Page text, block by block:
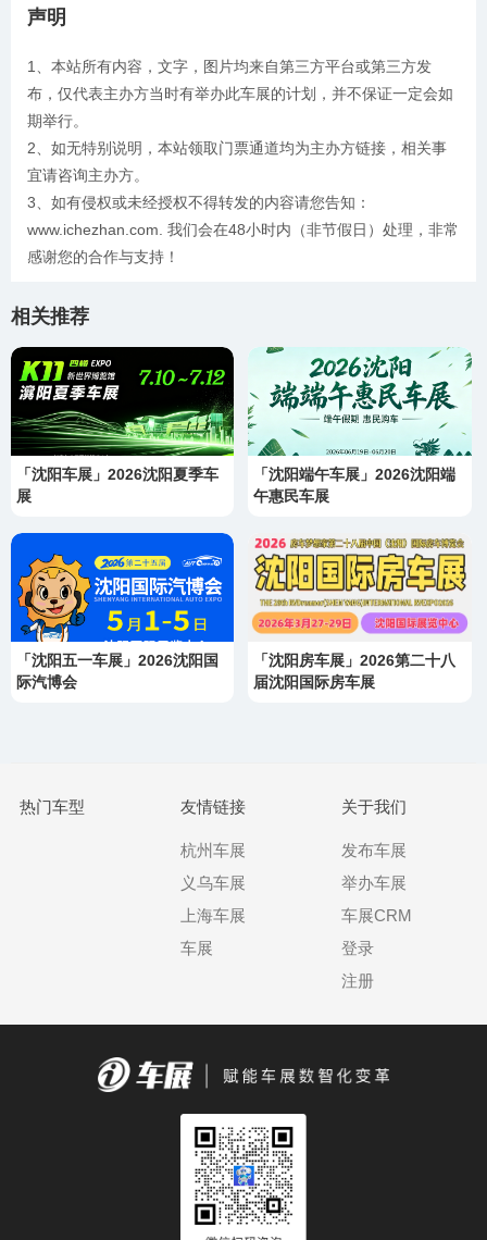
声明
1、本站所有内容，文字，图片均来自第三方平台或第三方发
布，仅代表主办方当时有举办此车展的计划，并不保证一定会如
期举行。
2、如无特别说明，本站领取门票通道均为主办方链接，相关事
宜请咨询主办方。
3、如有侵权或未经授权不得转发的内容请您告知：
www.ichezhan.com. 我们会在48小时内（非节假日）处理，非常
感谢您的合作与支持！
相关推荐
「沈阳车展」2026沈阳夏季车
展
「沈阳端午车展」2026沈阳端
午惠民车展
「沈阳五一车展」2026沈阳国
际汽博会
「沈阳房车展」2026第二十八
届沈阳国际房车展
热门车型 友情链接
杭州车展
义乌车展
上海车展
车展
关于我们
发布车展
举办车展
车展CRM
登录
注册